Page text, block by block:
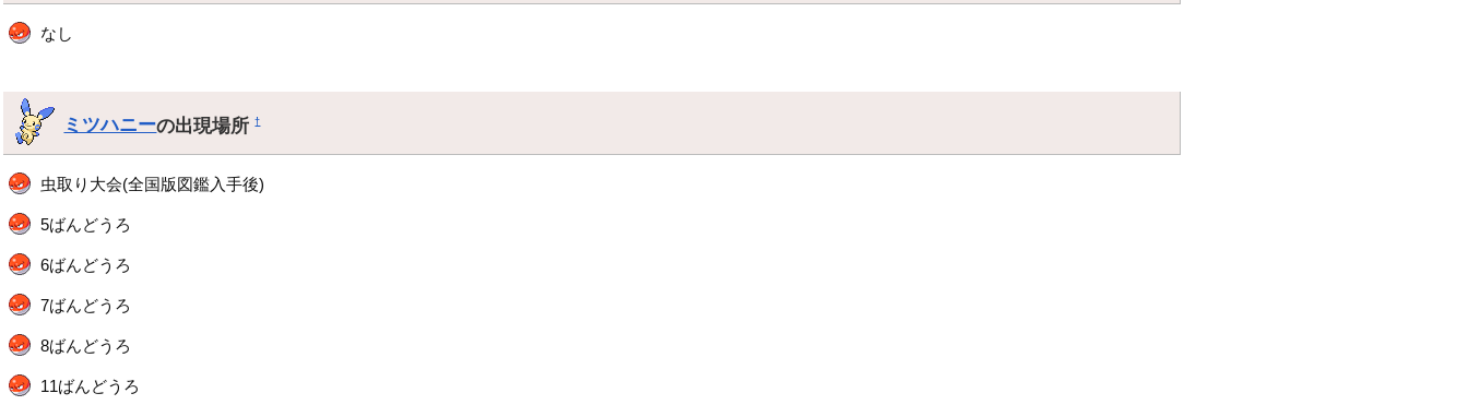
なし
ミツハニーの出現場所†
虫取り大会(全国版図鑑入手後)
5ばんどうろ
6ばんどうろ
7ばんどうろ
8ばんどうろ
11ばんどうろ